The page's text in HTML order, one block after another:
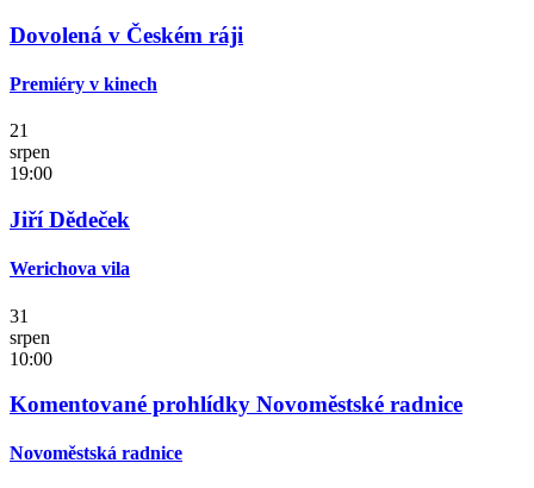
Dovolená v Českém ráji
Premiéry v kinech
21
srpen
19:00
Jiří Dědeček
Werichova vila
31
srpen
10:00
Komentované prohlídky Novoměstské radnice
Novoměstská radnice